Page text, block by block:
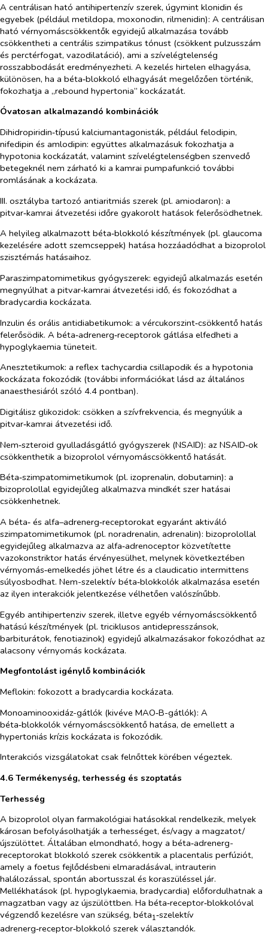
A centrálisan ható antihipertenzív szerek, úgymint klonidin és
egyebek (például metildopa, moxonodin, rilmenidin): A centrálisan
ható vérnyomáscsökkentők egyidejű alkalmazása tovább
csökkentheti a centrális szimpatikus tónust (csökkent pulzusszám
és perctérfogat, vazodilatáció), ami a szívelégtelenség
rosszabbodását eredményezheti. A kezelés hirtelen elhagyása,
különösen, ha a béta‑blokkoló elhagyását megelőzően történik,
fokozhatja a „rebound hypertonia” kockázatát.
Óvatosan alkalmazandó kombinációk
Dihidropiridin‑típusú kalciumantagonisták, például felodipin,
nifedipin és amlodipin: együttes alkalmazásuk fokozhatja a
hypotonia kockázatát, valamint szívelégtelenségben szenvedő
betegeknél nem zárható ki a kamrai pumpafunkció további
romlásának a kockázata.
III. osztályba tartozó antiaritmiás szerek (pl. amiodaron): a
pitvar‑kamrai átvezetési időre gyakorolt hatások felerősödhetnek.
A helyileg alkalmazott béta‑blokkoló készítmények (pl. glaucoma
kezelésére adott szemcseppek) hatása hozzáadódhat a bizoprolol
szisztémás hatásaihoz.
Paraszimpatomimetikus gyógyszerek: egyidejű alkalmazás esetén
megnyúlhat a pitvar‑kamrai átvezetési idő, és fokozódhat a
bradycardia kockázata.
Inzulin és orális antidiabetikumok: a vércukorszint‑csökkentő hatás
felerősödik. A béta‑adrenerg‑receptorok gátlása elfedheti a
hypoglykaemia tüneteit.
Anesztetikumok: a reflex tachycardia csillapodik és a hypotonia
kockázata fokozódik (további információkat lásd az általános
anaesthesiáról szóló 4.4 pontban).
Digitálisz glikozidok: csökken a szívfrekvencia, és megnyúlik a
pitvar‑kamrai átvezetési idő.
Nem‑szteroid gyulladásgátló gyógyszerek (NSAID): az NSAID‑ok
csökkenthetik a bizoprolol vérnyomáscsökkentő hatását.
Béta‑szimpatomimetikumok (pl. izoprenalin, dobutamin): a
bizoprolollal egyidejűleg alkalmazva mindkét szer hatásai
csökkenhetnek.
A béta‑ és alfa–adrenerg‑receptorokat egyaránt aktiváló
szimpatomimetikumok (pl. noradrenalin, adrenalin): bizoprolollal
egyidejűleg alkalmazva az alfa‑adrenoceptor közvetítette
vazokonstriktor hatás érvényesülhet, melynek következtében
vérnyomás‑emelkedés jöhet létre és a claudicatio intermittens
súlyosbodhat. Nem-szelektív béta‑blokkolók alkalmazása esetén
az ilyen interakciók jelentkezése vélhetően valószínűbb.
Egyéb antihipertenziv szerek, illetve egyéb vérnyomáscsökkentő
hatású készítmények (pl. triciklusos antidepresszánsok,
barbiturátok, fenotiazinok) egyidejű alkalmazásakor fokozódhat az
alacsony vérnyomás kockázata.
Megfontolást igénylő kombinációk
Meflokin: fokozott a bradycardia kockázata.
Monoaminooxidáz-gátlók (kivéve MAO‑B-gátlók): A
béta‑blokkolók vérnyomáscsökkentő hatása, de emellett a
hypertoniás krízis kockázata is fokozódik.
Interakciós vizsgálatokat csak felnőttek körében végeztek.
4.6 Termékenység, terhesség és szoptatás
Terhesség
A bizoprolol olyan farmakológiai hatásokkal rendelkezik, melyek
károsan befolyásolhatják a terhességet, és/vagy a magzatot/
újszülöttet. Általában elmondható, hogy a béta‑adrenerg-
receptorokat blokkoló szerek csökkentik a placentalis perfúziót,
amely a foetus fejlődésbeni elmaradásával, intrauterin
halálozással, spontán abortusszal és koraszüléssel jár.
Mellékhatások (pl. hypoglykaemia, bradycardia) előfordulhatnak a
magzatban vagy az újszülöttben. Ha béta‑receptor‑blokkolóval
végzendő kezelésre van szükség, béta1‑szelektív
adrenerg‑receptor‑blokkoló szerek választandók.